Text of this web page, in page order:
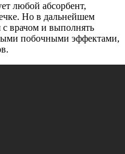
любой абсорбент,
Но в дальнейшем
с врачом и выполнять
побочными эффектами,